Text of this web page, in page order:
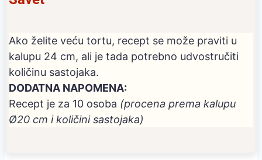
Ako želite veću tortu, recept se može praviti u
kalupu 24 cm, ali je tada potrebno udvostručiti
količinu sastojaka.
DODATNA NAPOMENA:
Recept je za 10 osoba (procena prema kalupu
Ø20 cm i količini sastojaka)